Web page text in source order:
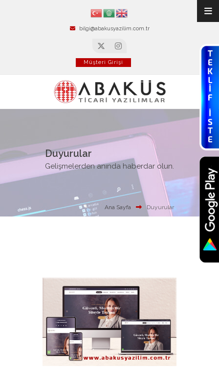
bilgi@abakusyazilim.com.tr
Müşteri Girişi
Duyurular
Gelişmelerden anında haberdar olun.
Ana Sayfa Duyurular